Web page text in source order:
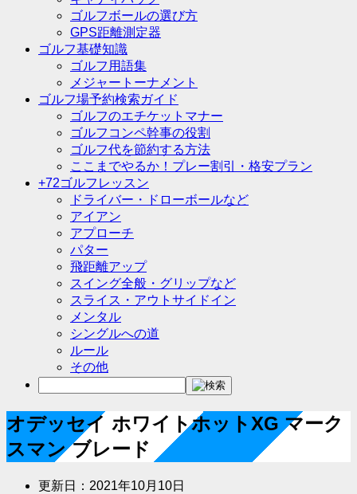
ゴルフボールの選び方
GPS距離測定器
ゴルフ基礎知識
ゴルフ用語集
メジャートーナメント
ゴルフ場予約検索ガイド
ゴルフのエチケットマナー
ゴルフコンペ幹事の役割
ゴルフ代を節約する方法
ここまでやるか！プレー割引・格安プラン
+72ゴルフレッスン
ドライバー・ドローボールなど
アイアン
アプローチ
パター
飛距離アップ
スイング全般・グリップなど
スライス・アウトサイドイン
メンタル
シングルへの道
ルール
その他
オデッセイ ホワイトホットXG マーク
スマン ブレード
更新日： 2021年10月10日